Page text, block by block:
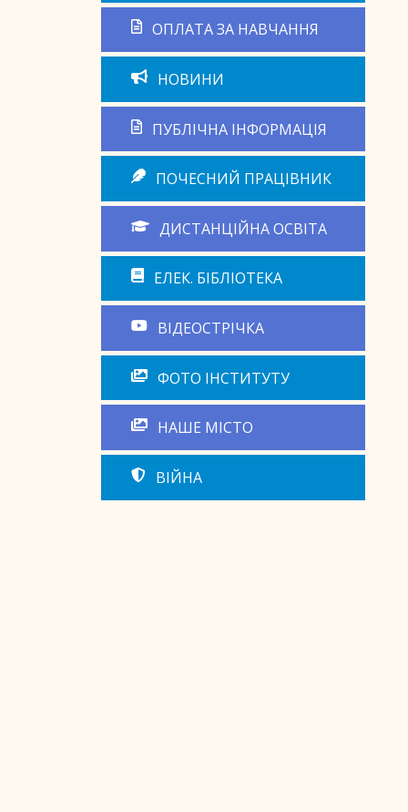
ОПЛАТА ЗА НАВЧАННЯ
НОВИНИ
ПУБЛІЧНА ІНФОРМАЦІЯ
ПОЧЕСНИЙ ПРАЦІВНИК
ДИСТАНЦІЙНА ОСВІТА
ЕЛЕК. БІБЛІОТЕКА
ВІДЕОСТРІЧКА
ФОТО ІНСТИТУТУ
НАШЕ МІСТО
ВІЙНА